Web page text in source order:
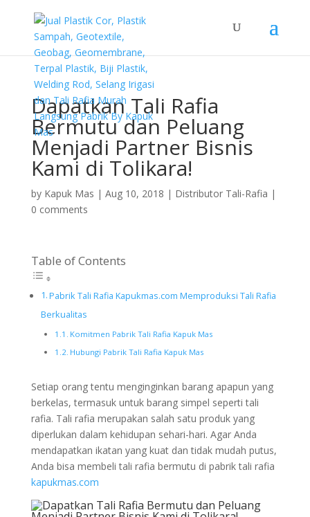
Dapatkan Tali Rafia
Bermutu dan Peluang
Menjadi Partner Bisnis
Kami di Tolikara!
by Kapuk Mas | Aug 10, 2018 | Distributor Tali-Rafia |
0 comments
Table of Contents
Pabrik Tali Rafia Kapukmas.com Memproduksi Tali Rafia
Berkualitas
Komitmen Pabrik Tali Rafia Kapuk Mas
Hubungi Pabrik Tali Rafia Kapuk Mas
Setiap orang tentu menginginkan barang apapun yang
berkelas, termasuk untuk barang simpel seperti tali
rafia. Tali rafia merupakan salah satu produk yang
diperlukan dalam kehidupan sehari-hari. Agar Anda
mendapatkan ikatan yang kuat dan tidak mudah putus,
Anda bisa membeli tali rafia bermutu di pabrik tali rafia
kapukmas.com